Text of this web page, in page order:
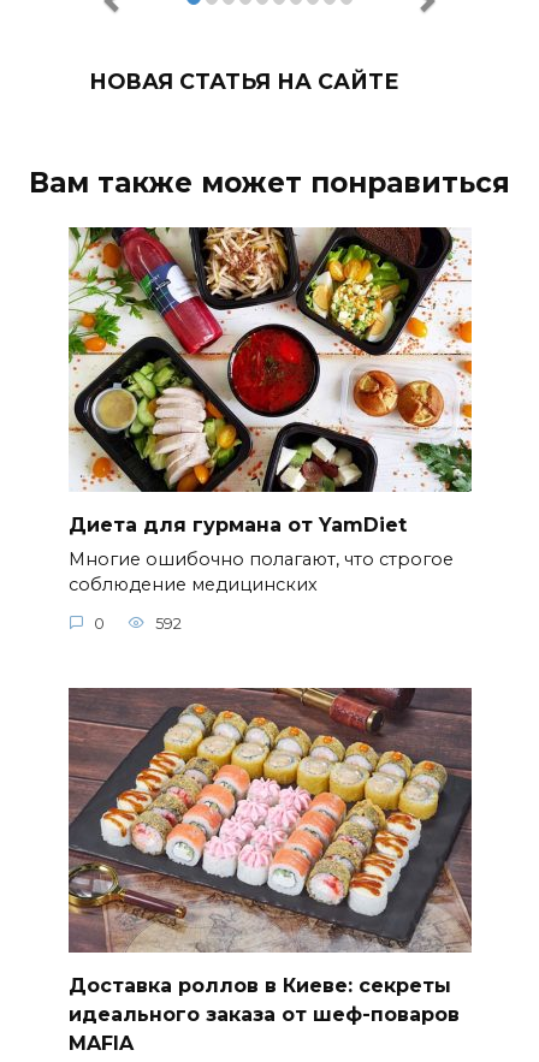
НОВАЯ СТАТЬЯ НА САЙТЕ
Вам также может понравиться
Диета для гурмана от YamDiet
Многие ошибочно полагают, что строгое
соблюдение медицинских
0 592
Доставка роллов в Киеве: секреты
идеального заказа от шеф-поваров
MAFIA